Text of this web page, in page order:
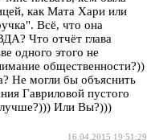
как Мата Хари или
Всё, что она
Что отчёт глава
одного этого не
общественности?))
Не могли бы объяснить
Гавриловой пустого
лучше?))) Или Вы?)))
16.04.2015 19:51:29